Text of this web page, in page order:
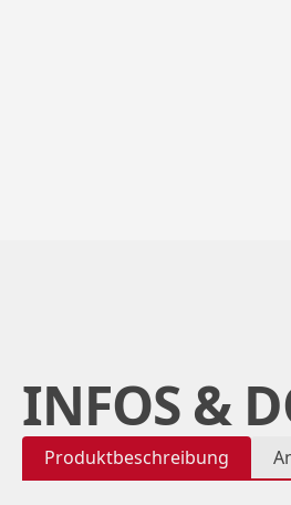
INFOS &
Produktbeschreibung